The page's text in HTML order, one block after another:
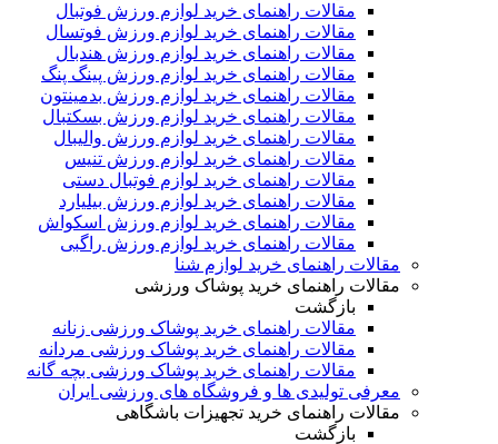
مقالات راهنمای خرید لوازم ورزش فوتبال
مقالات راهنمای خرید لوازم ورزش فوتسال
مقالات راهنمای خرید لوازم ورزش هندبال
مقالات راهنمای خرید لوازم ورزش پینگ پنگ
مقالات راهنمای خرید لوازم ورزش بدمینتون
مقالات راهنمای خرید لوازم ورزش بسکتبال
مقالات راهنمای خرید لوازم ورزش والیبال
مقالات راهنمای خرید لوازم ورزش تنیس
مقالات راهنمای خرید لوازم فوتبال دستی
مقالات راهنمای خرید لوازم ورزش بیلیارد
مقالات راهنمای خرید لوازم ورزش اسکواش
مقالات راهنمای خرید لوازم ورزش راگبی
مقالات راهنمای خرید لوازم شنا
مقالات راهنمای خرید پوشاک ورزشی
بازگشت
مقالات راهنمای خرید پوشاک ورزشی زنانه
مقالات راهنمای خرید پوشاک ورزشی مردانه
مقالات راهنمای خرید پوشاک ورزشی بچه گانه
معرفی تولیدی ها و فروشگاه های ورزشی ایران
مقالات راهنمای خرید تجهیزات باشگاهی
بازگشت